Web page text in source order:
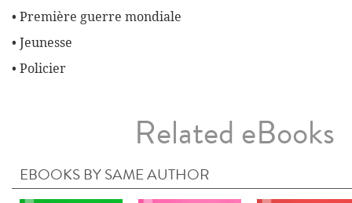
• Première guerre mondiale
• Jeunesse
• Policier
Related eBooks
EBOOKS BY SAME AUTHOR